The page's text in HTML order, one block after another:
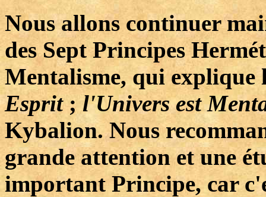
Nous allons continuer
des Sept Principes
Mentalisme, qui
Esprit;l'Univers est
Kybalion. Nous
grande attention et une
important Principe, car